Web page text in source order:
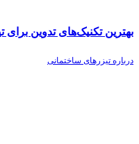
بهترین تکنیک‌های تدوین
درباره تیزرهای ساختمانی